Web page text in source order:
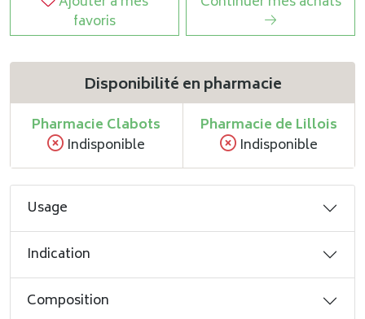
favoris
Disponibilité en pharmacie
Pharmacie Clabots
Indisponible
Pharmacie de Lillois
Indisponible
Usage
Indication
Composition